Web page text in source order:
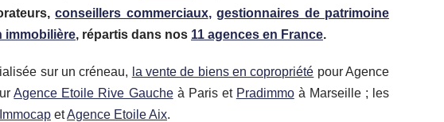
conseillers commerciaux, gestionnaires de patrimoine
immobilière, répartis dans nos 11 agences en France.
sur un créneau, la vente de biens en copropriété pour Agence
Agence Etoile Rive Gaucheà Paris et Pradimmoà Marseille ; les
Immocap etAgence Etoile Aix.